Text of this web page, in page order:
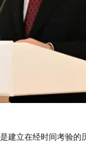
立在经时间考验的